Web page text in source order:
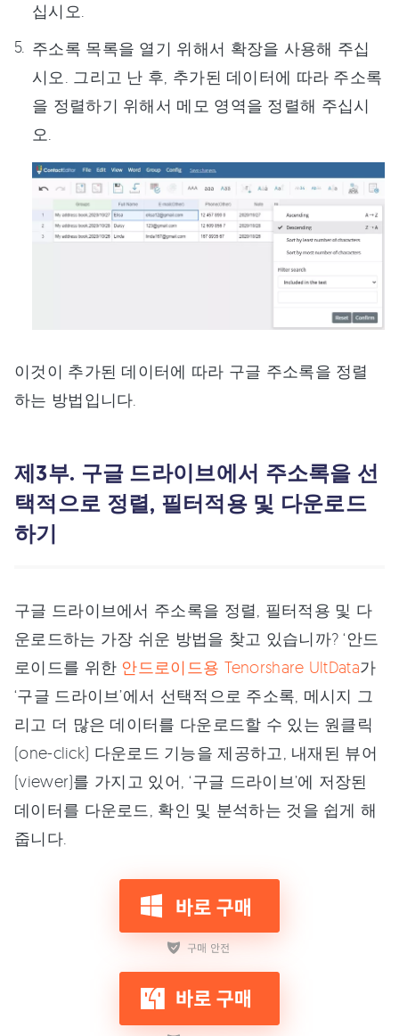
십시오.
주소록 목록을 열기 위해서 확장을 사용해 주십
시오. 그리고 난 후, 추가된 데이터에 따라 주소록
을 정렬하기 위해서 메모 영역을 정렬해 주십시
오.
이것이 추가된 데이터에 따라 구글 주소록을 정렬
하는 방법입니다.
제3부. 구글 드라이브에서 주소록을 선
택적으로 정렬, 필터적용 및 다운로드
하기
구글 드라이브에서 주소록을 정렬, 필터적용 및 다
운로드하는 가장 쉬운 방법을 찾고 있습니까? ‘안드
로이드를 위한 안드로이드용 Tenorshare UltData가
‘구글 드라이브’에서 선택적으로 주소록, 메시지 그
리고 더 많은 데이터를 다운로드할 수 있는 원클릭
(one-click) 다운로드 기능을 제공하고, 내재된 뷰어
(viewer)를 가지고 있어, ‘구글 드라이브’에 저장된
데이터를 다운로드, 확인 및 분석하는 것을 쉽게 해
줍니다.